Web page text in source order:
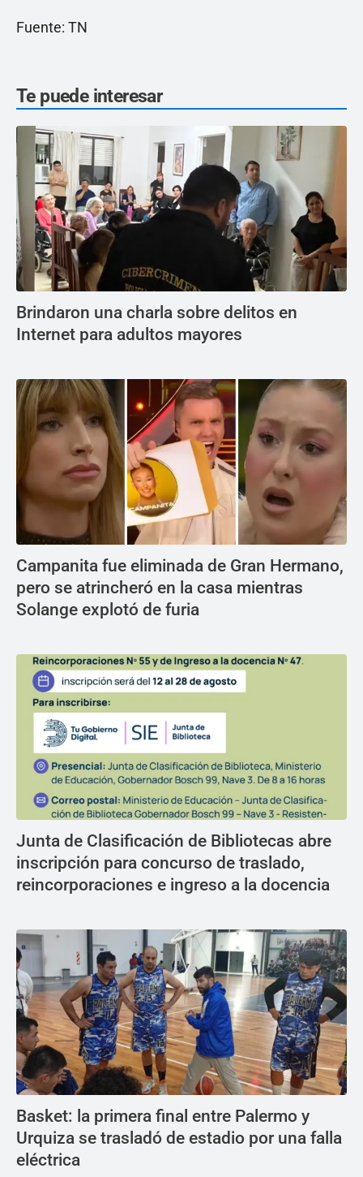
Fuente: TN
Te puede interesar
Brindaron una charla sobre delitos en
Internet para adultos mayores
Campanita fue eliminada de Gran Hermano,
pero se atrincheró en la casa mientras
Solange explotó de furia
Junta de Clasificación de Bibliotecas abre
inscripción para concurso de traslado,
reincorporaciones e ingreso a la docencia
Basket: la primera final entre Palermo y
Urquiza se trasladó de estadio por una falla
eléctrica